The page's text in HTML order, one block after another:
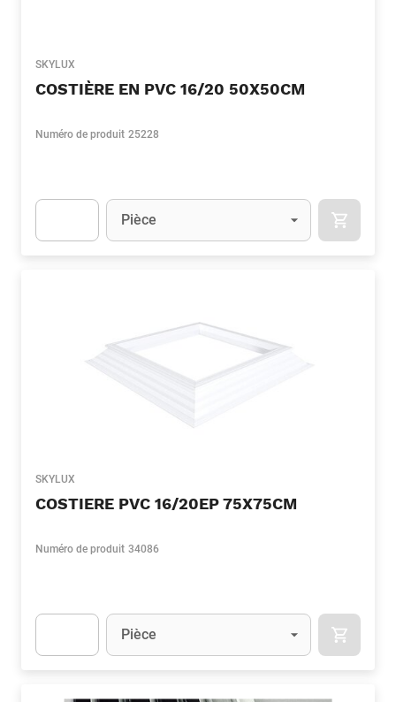
SKYLUX
COSTIÈRE EN PVC 16/20 50X50CM
Numéro de produit 25228
Unité
Pièce
SKYLUX
COSTIERE PVC 16/20EP 75X75CM
Numéro de produit 34086
Unité
Pièce